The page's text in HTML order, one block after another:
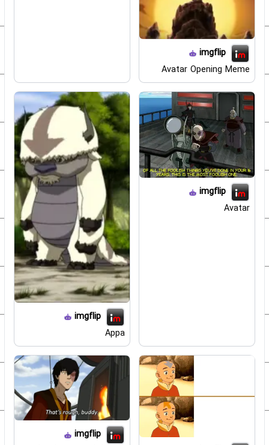
imgflip
Avatar Opening Meme
imgflip
Avatar
imgflip
Appa
imgflip